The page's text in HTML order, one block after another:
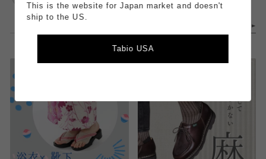
ア ア
This is the website for Japan market and doesn't
ship to the US.
Tabio USA